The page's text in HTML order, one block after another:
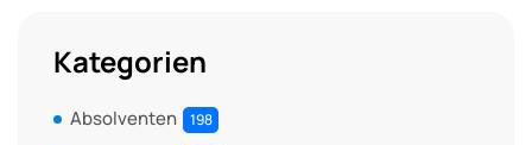
Kategorien
Absolventen 198